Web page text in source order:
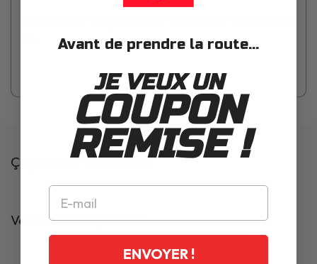
Ça pourrait t'intéresser
Vos avis sur ce produit
Avant de prendre la route...
JE VEUX UN
COUPON
REMISE !
ENVOYER !